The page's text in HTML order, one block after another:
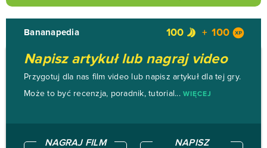
Bananapedia 100 100
Napisz artykuł lub nagraj video
Przygotuj dla nas film video lub napisz artykuł dla tej gry.
Może to być recenzja, poradnik, tutorial... WIĘCEJ
NAGRAJ FILM
NAPISZ